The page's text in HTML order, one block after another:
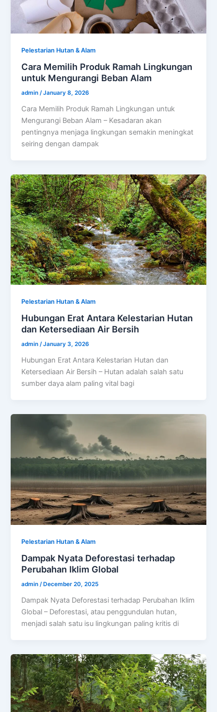
Pelestarian Hutan & Alam
Cara Memilih Produk Ramah Lingkungan
untuk Mengurangi Beban Alam
admin/January 8, 2026
Cara Memilih Produk Ramah Lingkungan untuk
Mengurangi Beban Alam – Kesadaran akan
pentingnya menjaga lingkungan semakin meningkat
seiring dengan dampak
Pelestarian Hutan & Alam
Hubungan Erat Antara Kelestarian Hutan
dan Ketersediaan Air Bersih
admin/January 3, 2026
Hubungan Erat Antara Kelestarian Hutan dan
Ketersediaan Air Bersih – Hutan adalah salah satu
sumber daya alam paling vital bagi
Pelestarian Hutan & Alam
Dampak Nyata Deforestasi terhadap
Perubahan Iklim Global
admin/ December 20, 2025
Dampak Nyata Deforestasi terhadap Perubahan Iklim
Global – Deforestasi, atau penggundulan hutan,
menjadi salah satu isu lingkungan paling kritis di